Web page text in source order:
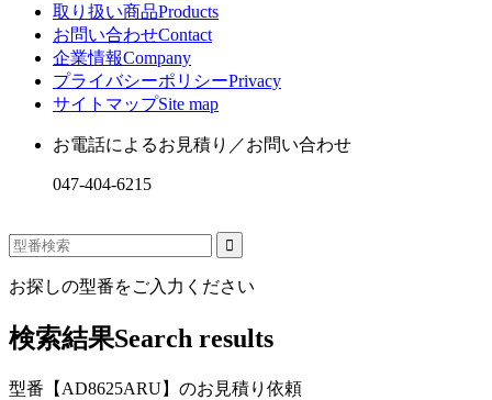
取り扱い商品Products
お問い合わせContact
企業情報Company
プライバシーポリシーPrivacy
サイトマップSite map
お電話によるお見積り／お問い合わせ
047-404-6215
お探しの型番をご入力ください
検索結果Search results
型番【AD8625ARU】のお見積り依頼